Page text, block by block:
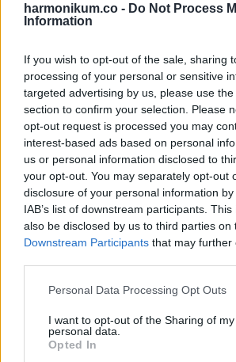
harmonikum.co - Do Not Process
Information
If you wish to opt-out of the sale, sharing
processing of your personal or sensitive
targeted advertising by us, please use
section to confirm your selection. Please
opt-out request is processed you may
interest-based ads based on personal
us or personal information disclosed to
your opt-out. You may separately opt-out
disclosure of your personal information
IAB’s list of downstream participants.
also be disclosed by us to third parties on
Downstream Participants that may further
Please note that this website/app uses
not limited to your visit or usage
grant or deny consent to Google and its
use your data for below specified
Personal Data Processing Opt Outs
I want to opt-out of the Sharing of my
personal data.
Opted In
„Arizonában illegális egy saguaro
este ez a drága, 15 méteres védett
tetőmet.